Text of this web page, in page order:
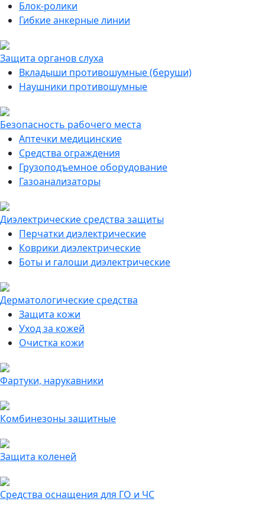
Блок-ролики
Гибкие анкерные линии
Защита органов слуха
Вкладыши противошумные (беруши)
Наушники противошумные
Безопасность рабочего места
Аптечки медицинские
Средства ограждения
Грузоподъемное оборудование
Газоанализаторы
Диэлектрические средства защиты
Перчатки диэлектрические
Коврики диэлектрические
Боты и галоши диэлектрические
Дерматологические средства
Защита кожи
Уход за кожей
Очистка кожи
Фартуки, нарукавники
Комбинезоны защитные
Защита коленей
Средства оснащения для ГО и ЧС